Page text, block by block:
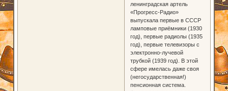
ленинградская артель
«Прогресс-Радио»
выпускала первые в СССР
ламповые приёмники (1930
год), первые радиолы (1935
год), первые телевизоры с
электронно-лучевой
трубкой (1939 год). В этой
сфере имелась даже своя
(негосударственная!)
пенсионная система.